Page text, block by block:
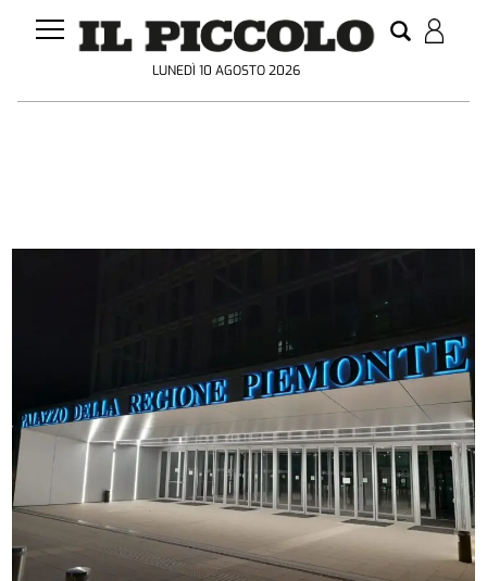
LUNEDÌ 10 AGOSTO 2026